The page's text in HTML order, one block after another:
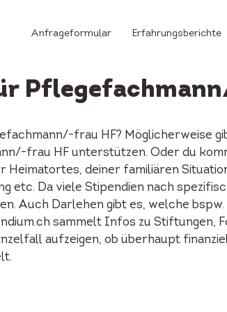
Anfrageformular Erfahrungsberichte
frau HF? Möglicherweise
frau HF unterstützen. Oder du
Heimatortes, deiner familiären
etc. Da viele Stipendien nach
Auch Darlehen gibt es, welche
sammelt Infos zu Stiftungen,
aufzeigen, ob überhaupt